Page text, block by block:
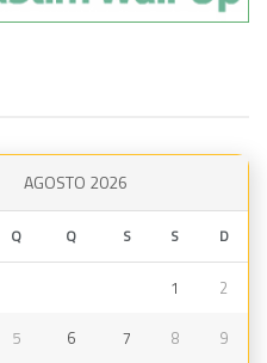
AGOSTO 2026
Q Q S S D
1 2
5 6 7 8 9